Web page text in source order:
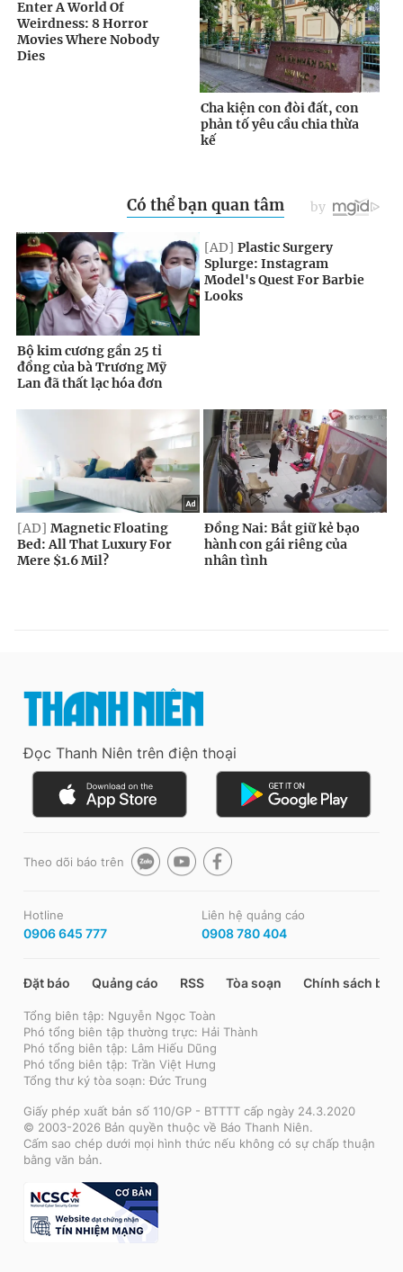
Đọc Thanh Niên trên điện thoại
Theo dõi báo trên
Hotline
0906 645 777
Liên hệ quảng cáo
0908 780 404
Đặt báo Quảng cáo RSS Tòa soạn Chính sách bảo
Tổng biên tập: Nguyễn Ngọc Toàn
Phó tổng biên tập thường trực: Hải Thành
Phó tổng biên tập: Lâm Hiếu Dũng
Phó tổng biên tập: Trần Việt Hưng
Tổng thư ký tòa soạn: Đức Trung
Giấy phép xuất bản số 110/GP - BTTTT cấp ngày 24.3.2020
© 2003-2026 Bản quyền thuộc về Báo Thanh Niên.
Cấm sao chép dưới mọi hình thức nếu không có sự chấp thuận
bằng văn bản.